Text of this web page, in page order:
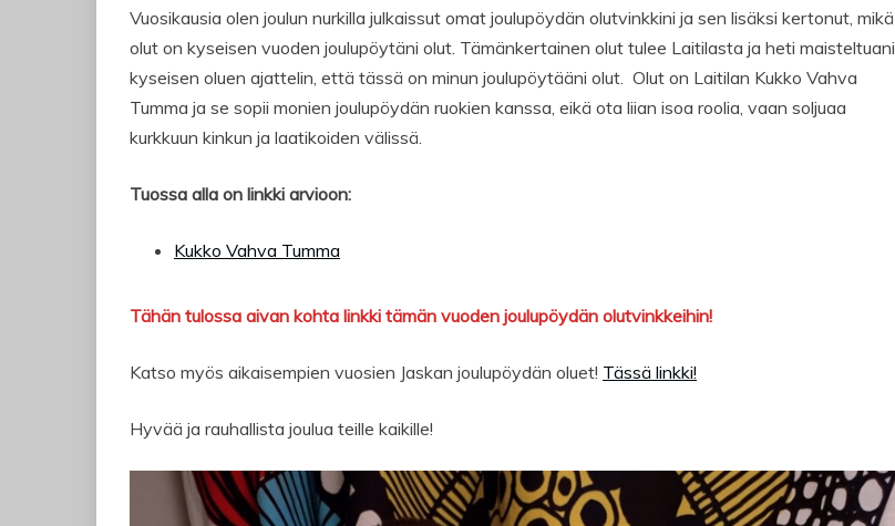
Vuosikausia olen joulun nurkilla julkaissut omat joulupöydän olutvinkkini ja sen lisäksi kertonut, mikä
olut on kyseisen vuoden joulupöytäni olut. Tämänkertainen olut tulee Laitilasta ja heti maisteltuani
kyseisen oluen ajattelin, että tässä on minun joulupöytääni olut. Olut on Laitilan Kukko Vahva
Tumma ja se sopii monien joulupöydän ruokien kanssa, eikä ota liian isoa roolia, vaan soljuaa
kurkkuun kinkun ja laatikoiden välissä.
Tuossa alla on linkki arvioon:
Kukko Vahva Tumma
Tähän tulossa aivan kohta linkki tämän vuoden joulupöydän olutvinkkeihin!
Katso myös aikaisempien vuosien Jaskan joulupöydän oluet! Tässä linkki!
Hyvää ja rauhallista joulua teille kaikille!